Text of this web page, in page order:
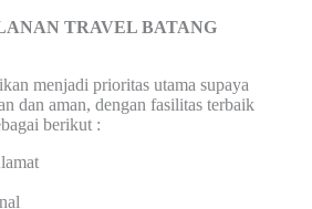
TRAVEL BATANG
menjadi prioritas utama supaya
dan aman, dengan fasilitas terbaik
berikut :